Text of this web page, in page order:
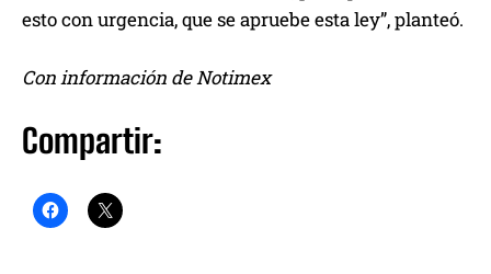
esto con urgencia, que se apruebe esta ley”, planteó.
Con información de Notimex
Compartir: